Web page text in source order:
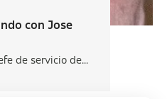
con Jose
de servicio de...